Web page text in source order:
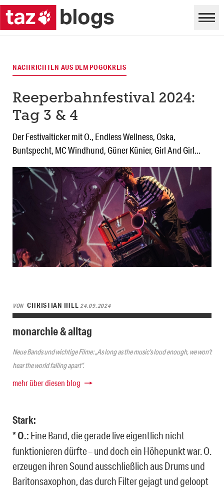
NACHRICHTEN AUS DEM POGOKREIS
Reeperbahnfestival 2024:
Tag 3 & 4
Der Festivalticker mit O., Endless Wellness, Oska,
Buntspecht, MC Windhund, Güner Künier, Girl And Girl...
VON CHRISTIAN IHLE24.09.2024
monarchie & alltag
Neue Bands und wichtige Filme: „As long as the music’s loud enough, we won’t
hear the world falling apart“.
mehr über diesen blog
Stark:
* O.: Eine Band, die gerade live eigentlich nicht
funktionieren dürfte – und doch ein Höhepunkt war. O.
erzeugen ihren Sound ausschließlich aus Drums und
Baritonsaxophon, das durch Filter gejagt und geloopt